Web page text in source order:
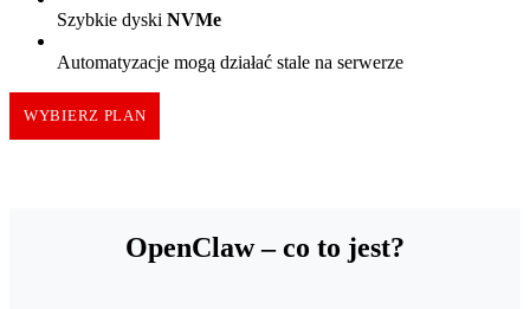
Szybkie dyski NVMe
Automatyzacje mogą działać stale na serwerze
WYBIERZ PLAN
OpenClaw – co to jest?